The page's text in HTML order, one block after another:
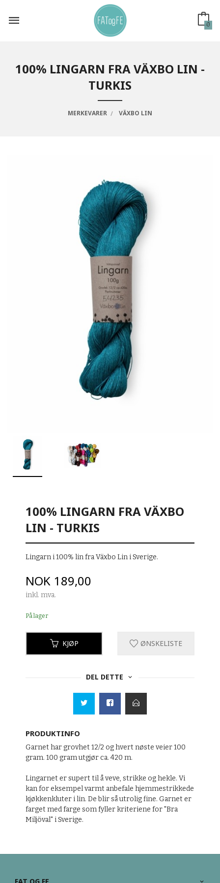
innholdet
0
100% LINGARN FRA VÄXBO LIN -
TURKIS
MERKEVARER VÄXBO LIN
100% LINGARN FRA VÄXBO
LIN - TURKIS
Lingarn i 100% lin fra Växbo Lin i Sverige.
Pris
NOK 189,00
inkl. mva.
På lager
KJØP ØNSKELISTE
DEL DETTE
PRODUKTINFO
Garnet har grovhet 12/2 og hvert nøste veier 100
gram. 100 gram utgjør ca. 420 m.
Lingarnet er supert til å veve, strikke og hekle. Vi
kan for eksempel varmt anbefale hjemmestrikkede
kjøkkenkluter i lin. De blir så utrolig fine. Garnet er
farget med farge som fyller kriteriene for "Bra
Miljöval" i Sverige.